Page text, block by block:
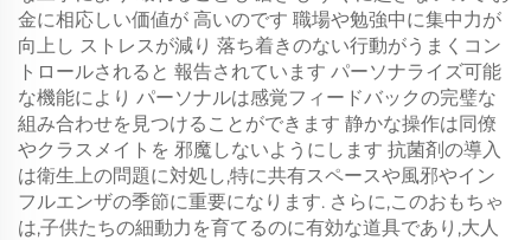
金に相応しい価値が 高いのです 職場や勉強中に集中力が
向上し ストレスが減り 落ち着きのない行動がうまくコン
トロールされると 報告されています パーソナライズ可能
な機能により パーソナルは感覚フィードバックの完璧な
組み合わせを見つけることができます 静かな操作は同僚
やクラスメイトを 邪魔しないようにします 抗菌剤の導入
は衛生上の問題に対処し,特に共有スペースや風邪やイン
フルエンザの季節に重要になります. さらに,このおもちゃ
は,子供たちの細動力を育てるのに有効な道具であり,大人